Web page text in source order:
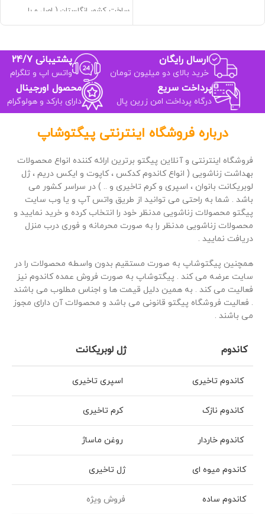
تاخیری فوق العاده
درمان کننده زود انزالی آقایان
بهبود دهنده رابطه جنسی
ساخت کشور انگلستان ( اصل و با
کیفیت بالا )
بدون نیاز به نسخه پزشک
فاقد بو یا با رایحه مطبوع و ملایم
مناسب برای پوست‌های حساس ( در
برخی نسخه‌ها )
ارسال رایگان
خرید بالای دو میلیون تومان
پشتیبانی 24/7
واتس اپ و تلگرام
پرداخت سریع
درگاه پرداخت امن زرین پال
محصول اورجینال
دارای بارکد و هولوگرام
درباره فروشگاه اینترنتی پیگتوشاپ
فروشگاه اینترنتی و آنلاین پیگتو برترین ارائه کننده انواع محصولات
بهداشت زناشویی ( انواع کاندوم کدکس ، کاپوت و ایکس دریم ، ژل
لوبریکانت بانوان ، اسپری و کرم تاخیری و .. ) در سراسر کشور می
باشد . شما به راحتی می توانید از طریق واتس آپ و یا وب سایت
پیگتو محصولات زناشویی مدنظر خود را انتخاب کرده و خرید نمایید و
محصولات زناشویی مدنظر را به صورت محرمانه و فوری درب منزل
دریافت نمایید .
همچنین پیگتوشاپ به صورت مستقیم بدون واسطه محصولات را در
سایت عرضه می کند . پیگتوشاپ به صورت فروش عمده کاندوم نیز
فعالیت می کند . به همین دلیل قیمت ها و اجناس مطلوب می باشند
. فعالیت فروشگاه پیگتو قانونی می باشد و محصولات آن دارای مجوز
می باشند .
کاندوم ژل لوبریکانت
کاندوم تاخیری اسپری تاخیری
کاندوم نازک کرم تاخیری
کاندوم خاردار روغن ماساژ
کاندوم میوه ای ژل تاخیری
کاندوم ساده
فروش ویژه